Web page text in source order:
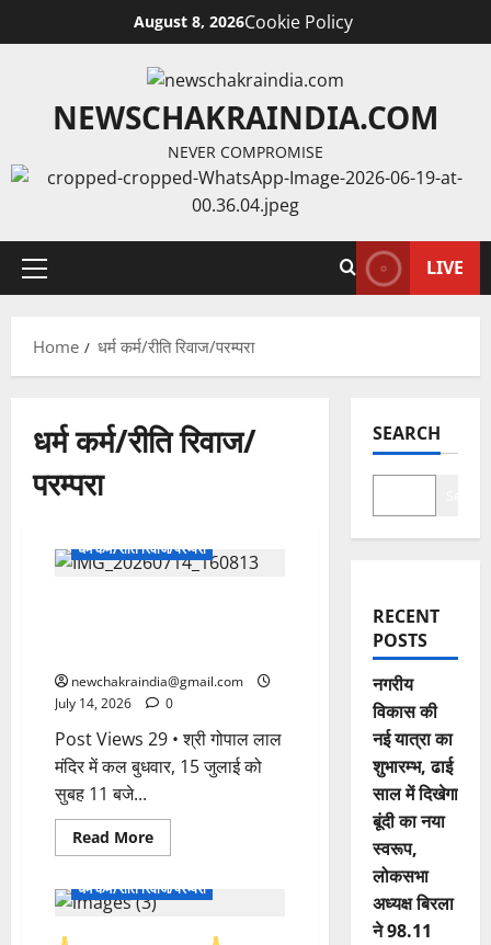
August 8, 2026Cookie Policy
NEWSCHAKRAINDIA.COM
NEVER COMPROMISE
LIVE
Home धर्म कर्म/रीति रिवाज/परम्परा
धर्म कर्म/रीति रिवाज/
परम्परा
धर्म कर्म/रीति रिवाज/परम्परा
newchakraindia@gmail.com
July 14, 2026
0
Post Views 29 • श्री गोपाल लाल
मंदिर में कल बुधवार, 15 जुलाई को
सुबह 11 बजे...
Read More
National
State
धर्म कर्म/रीति रिवाज/परम्परा
SEARCH
RECENT
POSTS
नगरीय
विकास की
नई यात्रा का
शुभारम्भ, ढाई
साल में दिखेगा
बूंदी का नया
स्वरूप,
लोकसभा
अध्यक्ष बिरला
ने 98.11